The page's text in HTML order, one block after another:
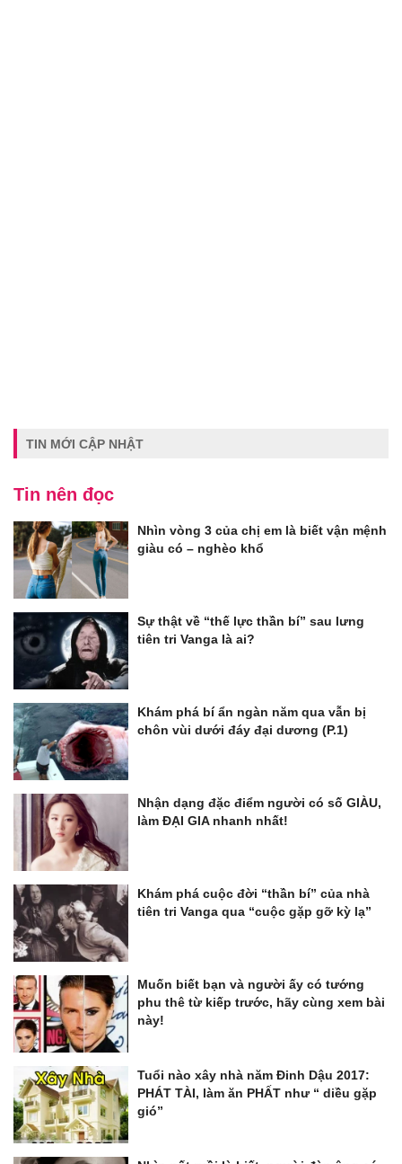
TIN MỚI CẬP NHẬT
Tin nên đọc
Nhìn vòng 3 của chị em là biết vận mệnh
giàu có – nghèo khổ
Sự thật về “thế lực thần bí” sau lưng
tiên tri Vanga là ai?
Khám phá bí ẩn ngàn năm qua vẫn bị
chôn vùi dưới đáy đại dương (P.1)
Nhận dạng đặc điểm người có số GIÀU,
làm ĐẠI GIA nhanh nhất!
Khám phá cuộc đời “thần bí” của nhà
tiên tri Vanga qua “cuộc gặp gỡ kỳ lạ”
Muốn biết bạn và người ấy có tướng
phu thê từ kiếp trước, hãy cùng xem bài
này!
Tuổi nào xây nhà năm Đinh Dậu 2017:
PHÁT TÀI, làm ăn PHẤT như “ diều gặp
gió”